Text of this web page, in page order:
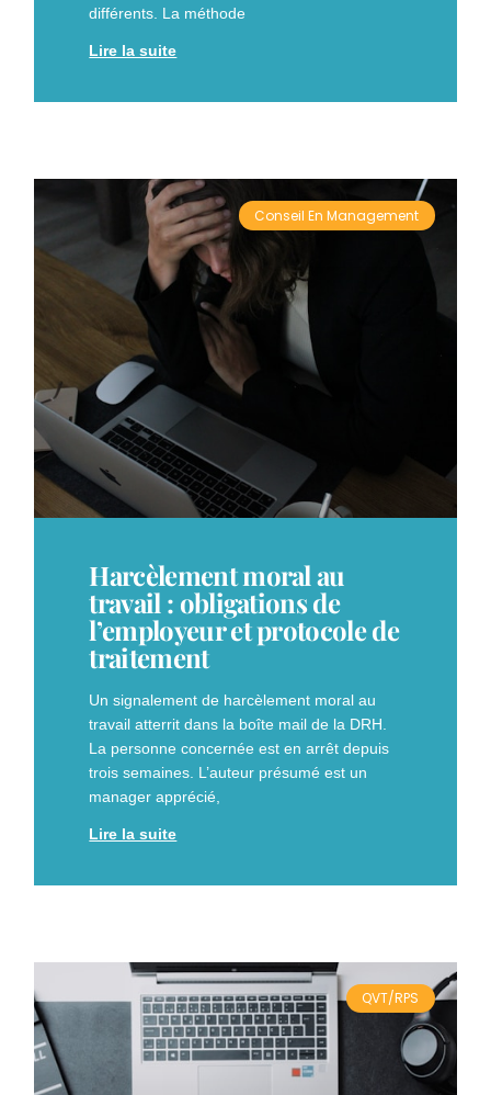
différents. La méthode
Lire la suite
Conseil En Management
Harcèlement moral au
travail : obligations de
l’employeur et protocole de
traitement
Un signalement de harcèlement moral au
travail atterrit dans la boîte mail de la DRH.
La personne concernée est en arrêt depuis
trois semaines. L’auteur présumé est un
manager apprécié,
Lire la suite
QVT/RPS